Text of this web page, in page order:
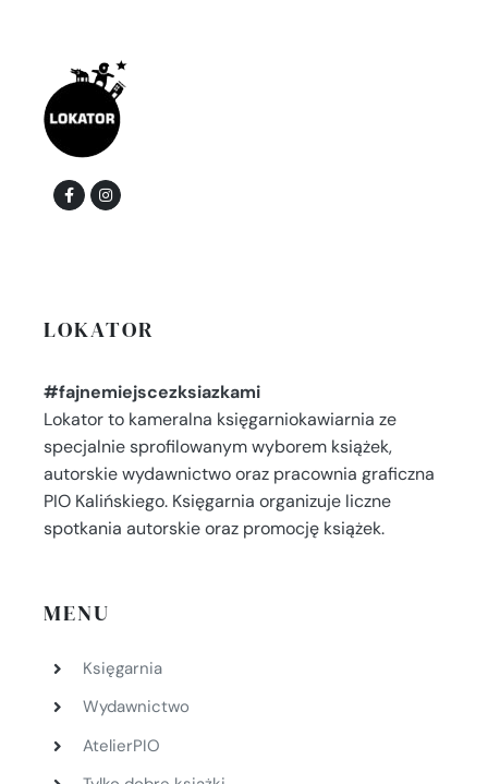
LOKATOR
#fajnemiejscezksiazkami
Lokator to kameralna księgarniokawiarnia ze
specjalnie sprofilowanym wyborem książek,
autorskie wydawnictwo oraz pracownia graficzna
PIO Kalińskiego. Księgarnia organizuje liczne
spotkania autorskie oraz promocję książek.
MENU
Księgarnia
Wydawnictwo
AtelierPIO